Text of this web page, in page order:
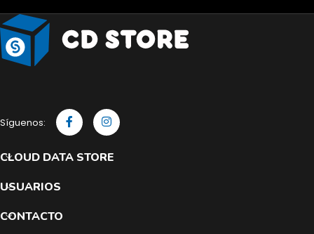
Síguenos:
CLOUD DATA STORE
USUARIOS
CONTACTO